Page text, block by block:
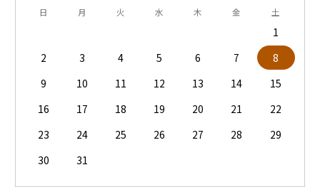
日 月 火 水 木 金 土
1
2
3 4 5 6 7
8
9
10 11 12 13 14
15
16
17 18 19 20 21
22
23
24 25 26 27 28
29
30
31